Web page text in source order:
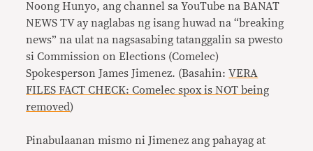
Noong Hunyo, ang channel sa YouTube na BANAT
NEWS TV ay naglabas ng isang huwad na “breaking
news” na ulat na nagsasabing tatanggalin sa pwesto
si Commission on Elections (Comelec)
Spokesperson James Jimenez. (Basahin:VERA
FILES FACT CHECK: Comelec spox is NOT being
removed)
Pinabulaanan mismo ni Jimenez ang pahayag at